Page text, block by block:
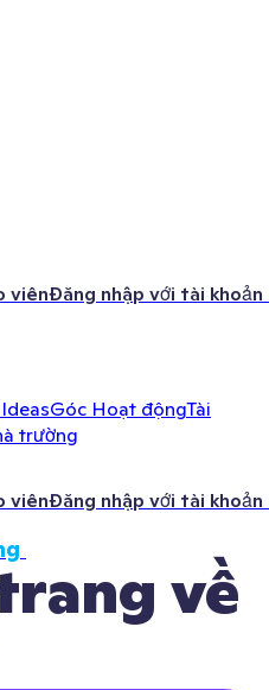
viênĐăng nhập với tài khoản
Góc Hoạt độngTài
trường
viênĐăng nhập với tài khoản
về